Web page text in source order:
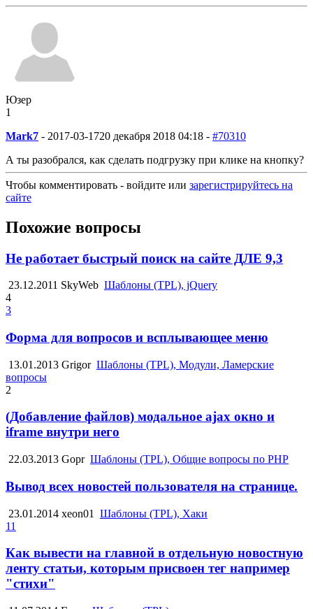
Юзер
1
Mark7 - 2017-03-1720 декабря 2018 04:18 - #70310
А ты разобрался, как сделать подгрузку при клике на кнопку?
Чтобы комментировать - войдите или зарегистрируйтесь на
сайте
Похожие вопросы
Не работает быстрый поиск на сайте ДЛЕ 9,3
23.12.2011 SkyWeb Шаблоны (TPL), jQuery
4
3
Форма для вопросов и всплывающее меню
13.01.2013 Grigor Шаблоны (TPL), Модули, Ламерские
вопросы
2
(Добавление файлов) модальное ajax окно и
iframe внутри него
22.03.2013 Gopr Шаблоны (TPL), Общие вопросы по PHP
Вывод всех новостей пользователя на странице.
23.01.2014 xeon01
Шаблоны (TPL), Хаки
11
Как вывести на главной в отдельную новостную
ленту статьи, которым присвоен тег например
"стихи"